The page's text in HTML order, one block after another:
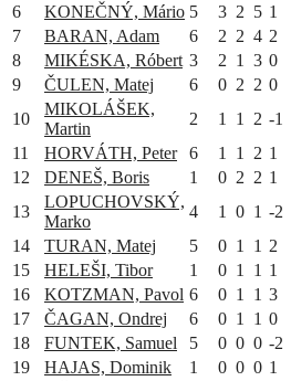
6
KONEČNÝ, Mário 5 3 2 5 1
7
BARAN, Adam 6 2 2 4 2
8
MIKÉSKA, Róbert 3 2 1 3 0
9
ČULEN, Matej 6 0 2 2 0
10
MIKOLÁŠEK,
Martin
2 1 1 2 -1
11
HORVÁTH, Peter 6 1 1 2 1
12
DENEŠ, Boris 1 0 2 2 1
13
LOPUCHOVSKÝ,
Marko
4 1 0 1 -2
14
TURAN, Matej 5 0 1 1 2
15
HELEŠI, Tibor 1 0 1 1 1
16
KOTZMAN, Pavol 6 0 1 1 3
17
ČAGAN, Ondrej 6 0 1 1 0
18
FUNTEK, Samuel 5 0 0 0 -2
19
HAJAS, Dominik 1 0 0 0 1